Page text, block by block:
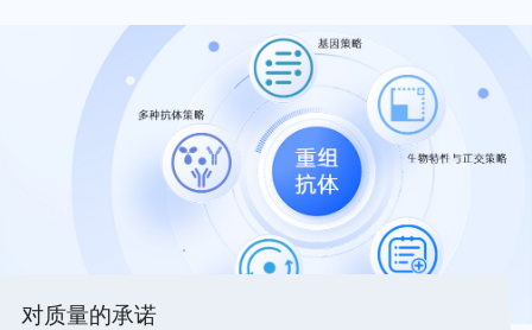
对质量的承诺